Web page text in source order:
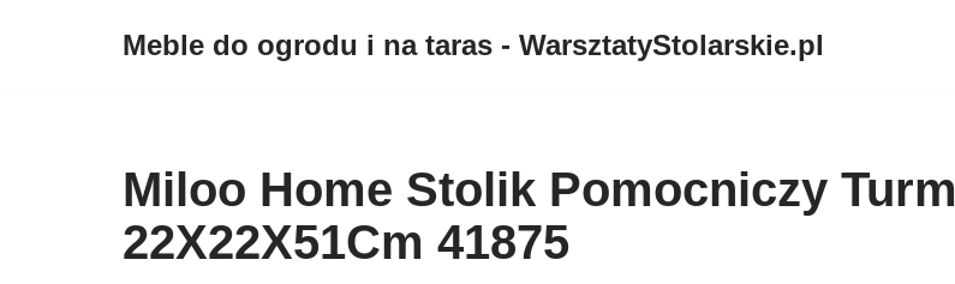
Meble do ogrodu i na taras - WarsztatyStolarskie.pl
Miloo Home Stolik Pomocniczy Turm
22X22X51Cm 41875